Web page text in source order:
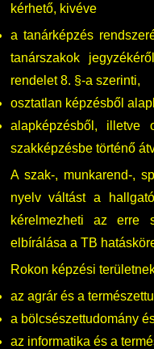
kérhető, kivéve
a tanárképzés
tanárszakok
rendelet 8. §-a szerinti,
osztatlan képzésből
alapképzésből, illetve
szakképzésbe történő
A szak-, munkarend-,
nyelv váltást a
kérelmezheti az erre
elbírálása a TB
Rokon képzési
az agrár és a
a bölcsészettudomány
az informatika és a